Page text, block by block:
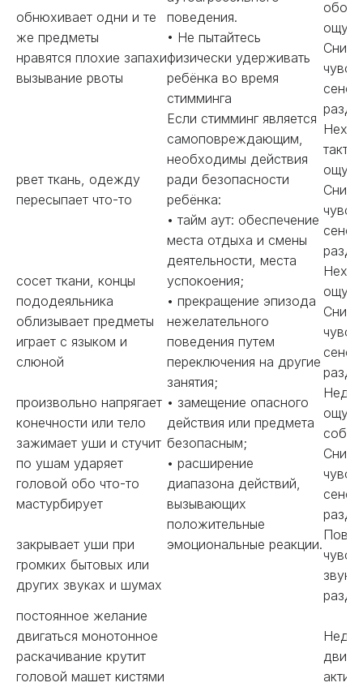
поведения.
• Не пытайтесь
физически удерживать
ребёнка во время
стимминга
Если стимминг является
самоповреждающим,
необходимы действия
ради безопасности
ребёнка:
• тайм аут: обеспечение
места отдыха и смены
деятельности, места
успокоения;
• прекращение эпизода
нежелательного
поведения путем
переключения на другие
занятия;
• замещение опасного
действия или предмета
безопасным;
• расширение
диапазона действий,
вызывающих
положительные
эмоциональные реакции.
обнюхивает одни и те
же предметы
нравятся плохие запахи
вызывание рвоты
рвет ткань, одежду
пересыпает что-то
сосет ткани, концы
пододеяльника
облизывает предметы
играет с языком и
слюной
произвольно напрягает
конечности или тело
зажимает уши и стучит
по ушам ударяет
головой обо что-то
мастурбирует
закрывает уши при
громких бытовых или
других звуках и шумах
постоянное желание
двигаться монотонное
раскачивание крутит
головой машет кистями